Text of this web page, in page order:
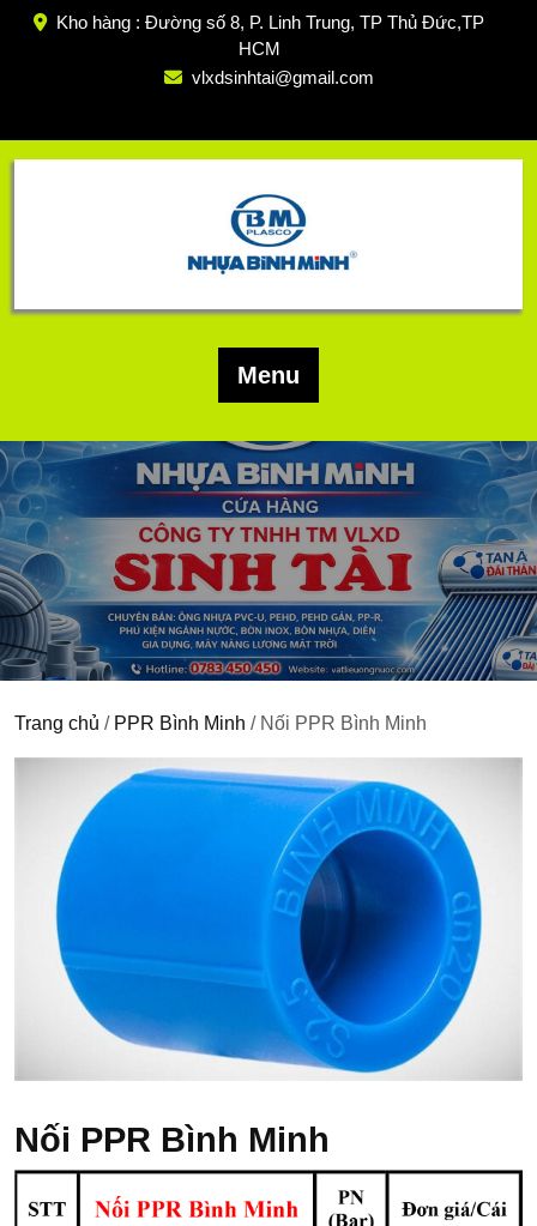
Skip
Kho hàng : Đường số 8, P. Linh Trung, TP Thủ Đức,TP
HCM
vlxdsinhtai@gmail.com
Menu
Trang chủ / PPR Bình Minh / Nối PPR Bình Minh
Nối PPR Bình Minh